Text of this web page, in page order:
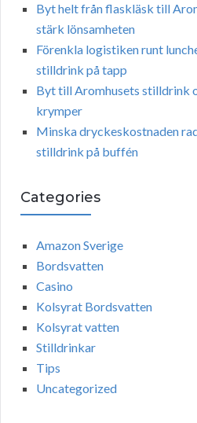
Byt helt från flaskläsk till
stärk lönsamheten
Förenkla logistiken runt
stilldrink på tapp
Byt till Aromhusets stilldrink
krymper
Minska dryckeskostnaden
stilldrink på buffén
Categories
Amazon Sverige
Bordsvatten
Casino
Kolsyrat Bordsvatten
Kolsyrat vatten
Stilldrinkar
Tips
Uncategorized